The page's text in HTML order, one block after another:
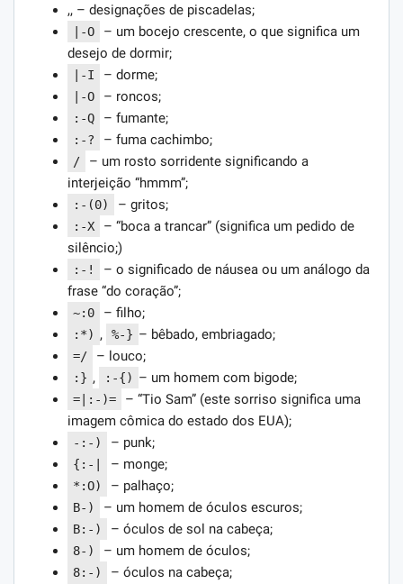
,, – designações de piscadelas;
|-О
– um bocejo crescente, o que significa um
desejo de dormir;
|-I – dorme;
|-O – roncos;
:-Q – fumante;
:-? – fuma cachimbo;
/
– um rosto sorridente significando a
interjeição “hmmm”;
:-(0) – gritos;
:-X
– “boca a trancar” (significa um pedido de
silêncio;)
:-!
– o significado de náusea ou um análogo da
frase “do coração”;
~:0 – filho;
:*) , %-} – bêbado, embriagado;
=/ – louco;
:} , :-{) – um homem com bigode;
=|:-)=
– “Tio Sam” (este sorriso significa uma
imagem cômica do estado dos EUA);
-:-) – punk;
{:-| – monge;
*:O) – palhaço;
B-) – um homem de óculos escuros;
B:-) – óculos de sol na cabeça;
8-) – um homem de óculos;
8:-) – óculos na cabeça;